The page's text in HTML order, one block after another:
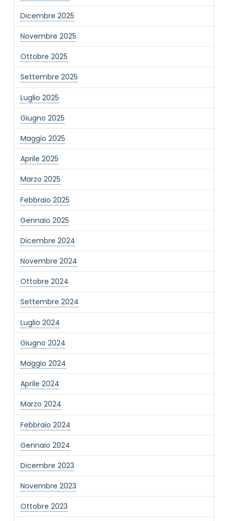
Dicembre 2025
Novembre 2025
Ottobre 2025
Settembre 2025
Luglio 2025
Giugno 2025
Maggio 2025
Aprile 2025
Marzo 2025
Febbraio 2025
Gennaio 2025
Dicembre 2024
Novembre 2024
Ottobre 2024
Settembre 2024
Luglio 2024
Giugno 2024
Maggio 2024
Aprile 2024
Marzo 2024
Febbraio 2024
Gennaio 2024
Dicembre 2023
Novembre 2023
Ottobre 2023